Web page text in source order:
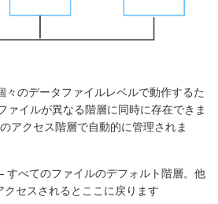
のデータファイルレベルで動作するた
ァイルが異なる階層に同時に存在できま
アクセス階層で自動的に管理されま
すべてのファイルのデフォルト階層。他
セスされるとここに戻ります